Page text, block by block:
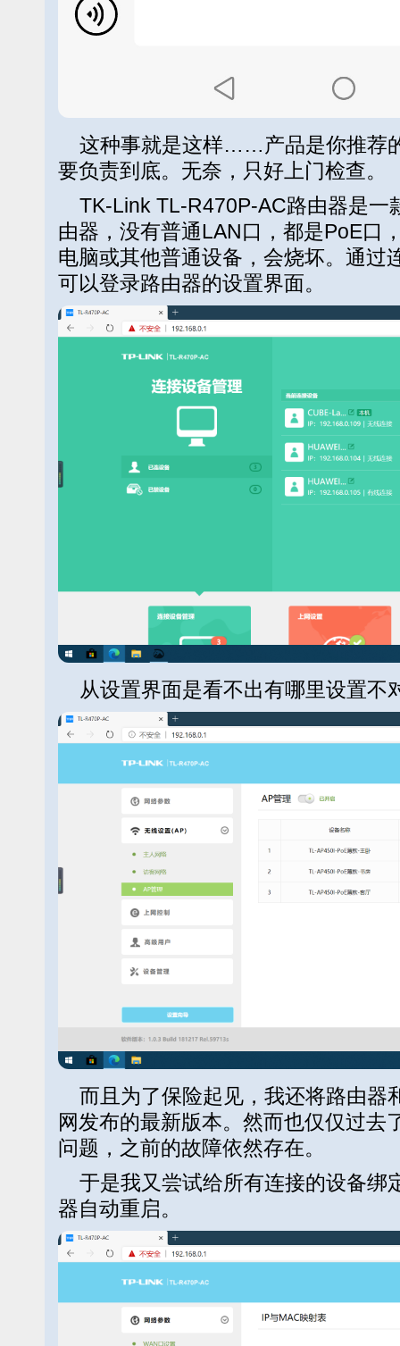
这种事就是这样……产品是你推荐
要负责到底。无奈，只好上门检查。
TK-Link TL-R470P-AC路由器是一
由器，没有普通LAN口，都是PoE口
电脑或其他普通设备，会烧坏。通过
可以登录路由器的设置界面。
从设置界面是看不出有哪里设置不
而且为了保险起见，我还将路由器
网发布的最新版本。然而也仅仅过去
问题，之前的故障依然存在。
于是我又尝试给所有连接的设备绑
器自动重启。